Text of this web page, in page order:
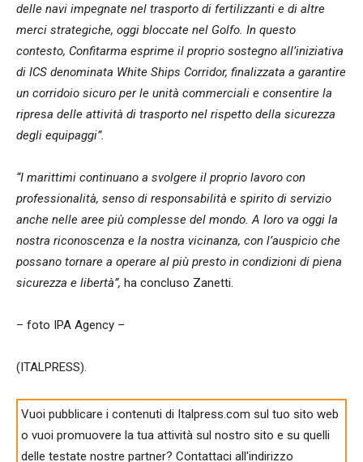
delle navi impegnate nel trasporto di fertilizzanti e di altre
merci strategiche, oggi bloccate nel Golfo. In questo
contesto, Confitarma esprime il proprio sostegno all’iniziativa
di ICS denominata White Ships Corridor, finalizzata a garantire
un corridoio sicuro per le unità commerciali e consentire la
ripresa delle attività di trasporto nel rispetto della sicurezza
degli equipaggi”.
“I marittimi continuano a svolgere il proprio lavoro con
professionalità, senso di responsabilità e spirito di servizio
anche nelle aree più complesse del mondo. A loro va oggi la
nostra riconoscenza e la nostra vicinanza, con l’auspicio che
possano tornare a operare al più presto in condizioni di piena
sicurezza e libertà”, ha concluso Zanetti.
– foto IPA Agency –
(ITALPRESS).
Vuoi pubblicare i contenuti di Italpress.com sul tuo sito web
o vuoi promuovere la tua attività sul nostro sito e su quelli
delle testate nostre partner? Contattaci all'indirizzo